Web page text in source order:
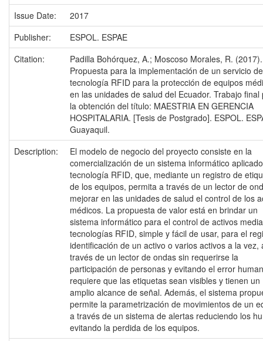
Issue Date:
2017
Publisher:
ESPOL. ESPAE
Citation:
Padilla Bohórquez, A.; Moscoso Morales, R. (2017).
Propuesta para la implementación de un servicio de
tecnología RFID para la protección de equipos
en las unidades de salud del Ecuador. Trabajo final
la obtención del título: MAESTRIA EN GERENCIA
HOSPITALARIA. [Tesis de Postgrado]. ESPOL.
Guayaquil.
Description:
El modelo de negocio del proyecto consiste en la
comercialización de un sistema informático
tecnología RFID, que, mediante un registro de
de los equipos, permita a través de un lector de
mejorar en las unidades de salud el control de los
médicos. La propuesta de valor está en brindar un
sistema informático para el control de activos
tecnologías RFID, simple y fácil de usar, para el
identificación de un activo o varios activos a la vez,
través de un lector de ondas sin requerirse la
participación de personas y evitando el error
requiere que las etiquetas sean visibles y tienen un
amplio alcance de señal. Además, el sistema
permite la parametrización de movimientos de un
a través de un sistema de alertas reduciendo los
evitando la perdida de los equipos.